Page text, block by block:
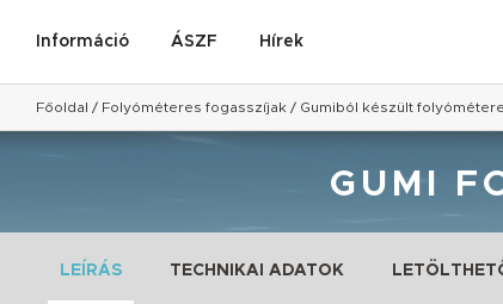
Információ ÁSZF Hírek
Főoldal / Folyóméteres fogasszíjak / Gumiból készült
GUMI
LEÍRÁS TECHNIKAI ADATOK